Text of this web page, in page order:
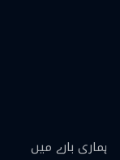
ہماری بارے ميں